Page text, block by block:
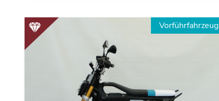
Vorführfahrzeug